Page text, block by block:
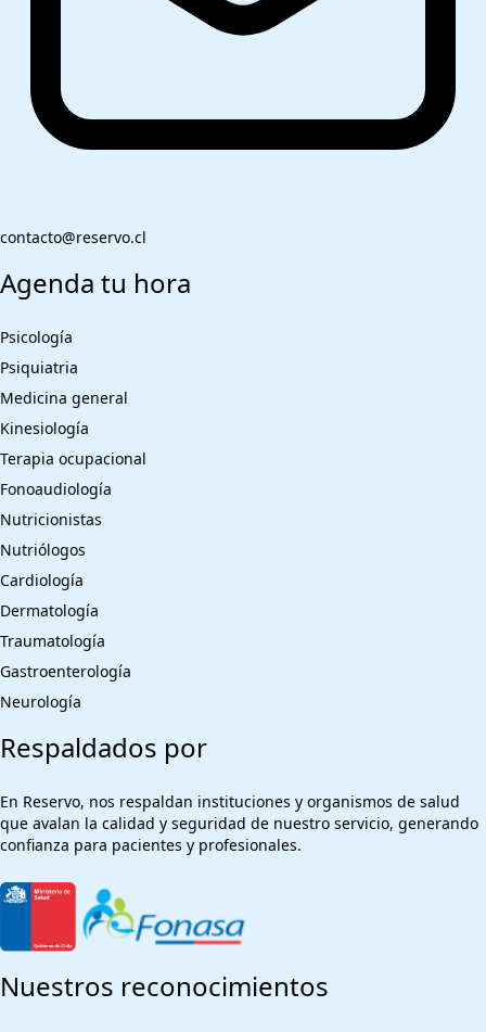
contacto@reservo.cl
Agenda tu hora
Psicología
Psiquiatria
Medicina general
Kinesiología
Terapia ocupacional
Fonoaudiología
Nutricionistas
Nutriólogos
Cardiología
Dermatología
Traumatología
Gastroenterología
Neurología
Respaldados por
En Reservo, nos respaldan instituciones y organismos de salud
que avalan la calidad y seguridad de nuestro servicio, generando
confianza para pacientes y profesionales.
Nuestros reconocimientos